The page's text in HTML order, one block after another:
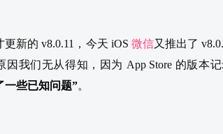
更新的 v8.0.11，今天 iOS 微信又推出了
因我们无从得知，因为 App Store 的版本记
一些已知问题”。